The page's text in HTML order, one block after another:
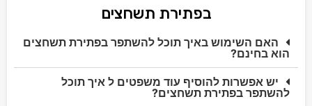
בפתירת תשחצים
האם השימוש באיך תוכל להשתפר בפתירת תשחצים
הוא בחינם?
יש אפשרות להוסיף עוד משפטים ל איך תוכל
להשתפר בפתירת תשחצים?